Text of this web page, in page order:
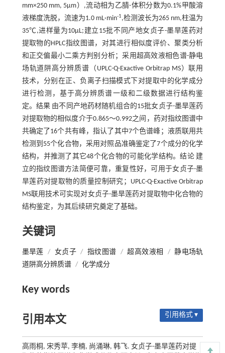
mm×250 mm, 5μm）,流动相为乙腈-体积分数为0.1%甲酸溶
液梯度洗脱，流速为1.0 mL·min-1,检测波长为265 nm,柱温为
35℃,进样量为10μL;建立15批不同产地女贞子-墨旱莲药对
提取物的HPLC指纹图谱，对其进行相似度评价、聚类分析
和正交偏最小二乘方判别分析；采用超高效液相色谱-静电
场轨道阱高分辨质谱（UPLC-Q-Exactive Orbitrap MS）联用
技术，分别在正、负离子扫描模式下对提取中的化学成分
进行检测，基于高分辨质谱一级和二级数据进行结构鉴
定。结果 由不同产地药材随机组合的15批女贞子-墨旱莲药
对提取物的相似度介于0.865～0.992之间，药对指纹图谱中
共确定了16个共有峰，指认了其中7个色谱峰；液质联用共
检测到55个化合物，采用对照品准确鉴定了7个成分的化学
结构，并推测了其它48个化合物的可能化学结构。结论 建
立的指纹图谱方法简便可靠，重复性好，可用于女贞子-墨
旱莲药对提取物的质量控制研究；UPLC-Q-Exactive Orbitrap
MS联用技术可实现对女贞子-墨旱莲药对提取物中化合物的
结构鉴定，为其后续研究奠定了基础。
关键词
墨旱莲 / 女贞子 / 指纹图谱 / 超高效液相 / 静电场轨
道阱高分辨质谱 / 化学成分
Key words
引用本文 引用格式 ▾
高雨桐, 宋秀苹, 李楠, 尚涌琳, 韩飞. 女贞子-墨旱莲药对提